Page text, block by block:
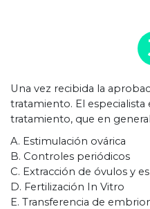
Una vez recibida la
tratamiento. El
tratamiento, que en
A. Estimulación ovárica
B. Controles periódicos
C. Extracción de óvulos y
D. Fertilización In Vitro
E. Transferencia de